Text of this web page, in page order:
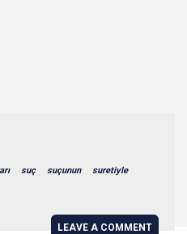
suç suçunun suretiyle
LEAVE A COMMENT